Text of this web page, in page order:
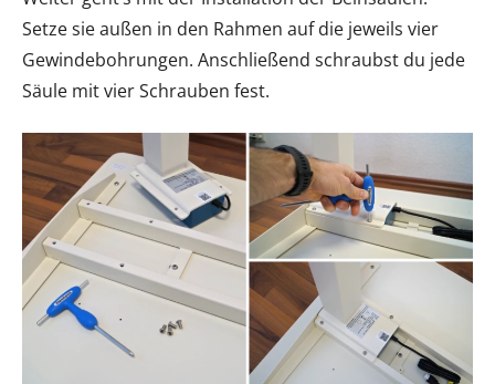
Setze sie außen in den Rahmen auf die jeweils vier
Gewindebohrungen. Anschließend schraubst du jede
Säule mit vier Schrauben fest.